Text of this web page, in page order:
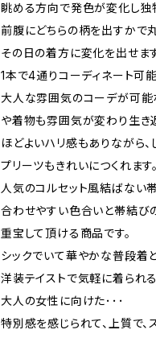
眺める方向で発色が変化し独
前腹にどちらの柄を出すかで
その日の着方に変化を出せます
1本で4通りコーディネート可能
大人な雰囲気のコーデが可能
や着物も雰囲気が変わり生き
ほどよいハリ感もありながら
プリーツもきれいにつくれます。
人気のコルセット風結ばない
合わせやすい色合いと帯結び
重宝して頂ける商品です。
シックでいて華やかな普段着
洋装テイストで気軽に着られ
大人の女性に向けた･･･
特別感を感じられて、上質で、